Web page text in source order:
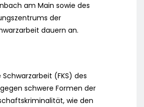
am Main sowie des
der
dauern an.
(FKS) des
schwere Formen der
wie den